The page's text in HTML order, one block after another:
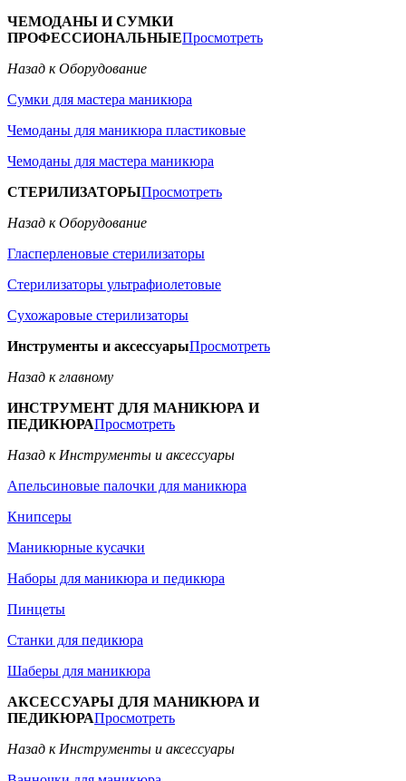
ЧЕМОДАНЫ И СУМКИ
ПРОФЕССИОНАЛЬНЫЕПросмотреть
Назад к Оборудование
Сумки для мастера маникюра
Чемоданы для маникюра пластиковые
Чемоданы для мастера маникюра
СТЕРИЛИЗАТОРЫПросмотреть
Назад к Оборудование
Гласперленовые стерилизаторы
Стерилизаторы ультрафиолетовые
Сухожаровые стерилизаторы
Инструменты и аксессуарыПросмотреть
Назад к главному
ИНСТРУМЕНТ ДЛЯ МАНИКЮРА И
ПЕДИКЮРАПросмотреть
Назад к Инструменты и аксессуары
Апельсиновые палочки для маникюра
Книпсеры
Маникюрные кусачки
Наборы для маникюра и педикюра
Пинцеты
Станки для педикюра
Шаберы для маникюра
АКСЕССУАРЫ ДЛЯ МАНИКЮРА И
ПЕДИКЮРАПросмотреть
Назад к Инструменты и аксессуары